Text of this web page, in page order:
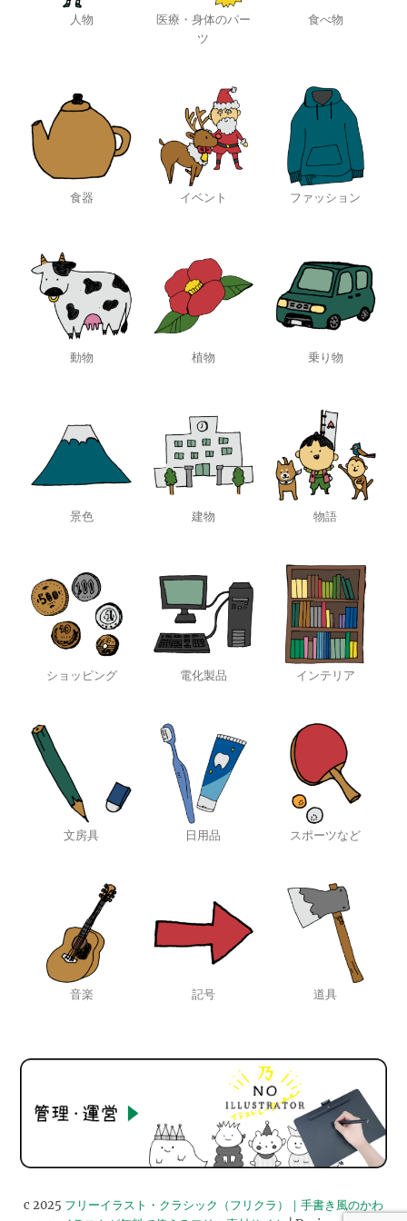
人物
医療・身体のパー
ツ
食べ物
食器 イベント ファッション
動物 植物 乗り物
景色 建物 物語
ショッピング 電化製品 インテリア
文房具 日用品 スポーツなど
音楽 記号 道具
c 2025 フリーイラスト・クラシック（フリクラ）｜手書き風のかわ